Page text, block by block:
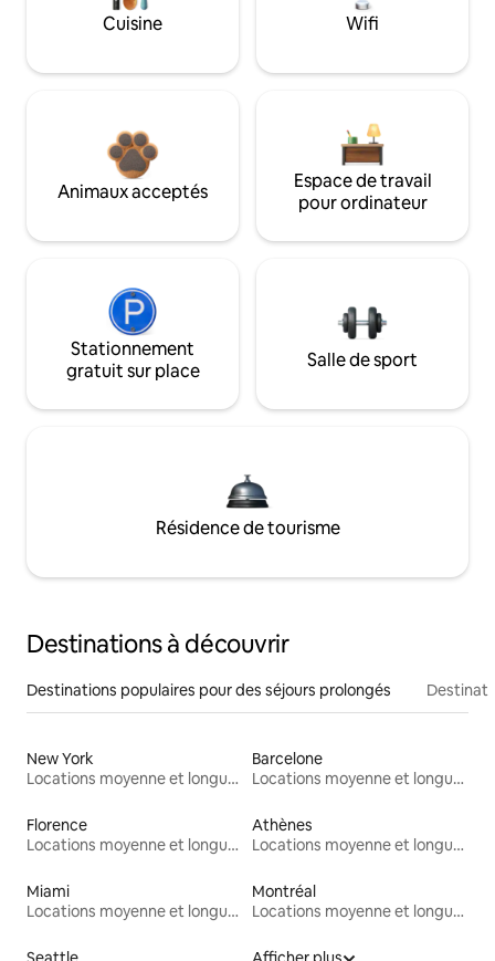
Cuisine Wifi
Animaux acceptés
Espace de travail
pour ordinateur
Stationnement
gratuit sur place
Salle de sport
Résidence de tourisme
Destinations à découvrir
Destinations populaires pour des séjours prolongés
New York
Locations moyenne et longue durée
Barcelone
Locations moyenne et longue durée
Florence
Locations moyenne et longue durée
Athènes
Locations moyenne et longue durée
Miami
Locations moyenne et longue durée
Montréal
Locations moyenne et longue durée